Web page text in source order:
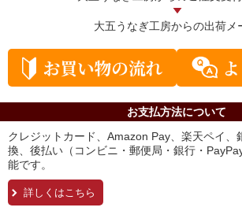
大五うなぎ工房からの出荷メ
お支払方法について
クレジットカード、Amazon Pay、楽天ペイ、
換、後払い（コンビニ・郵便局・銀行・
能です。
詳しくはこちら